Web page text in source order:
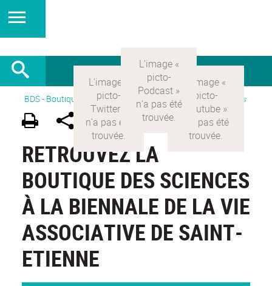
BDS - Boutique des sciences Version Française>Actualités
RETROUVEZ LA
BOUTIQUE DES SCIENCES
À LA BIENNALE DE LA VIE
ASSOCIATIVE DE SAINT-
ETIENNE